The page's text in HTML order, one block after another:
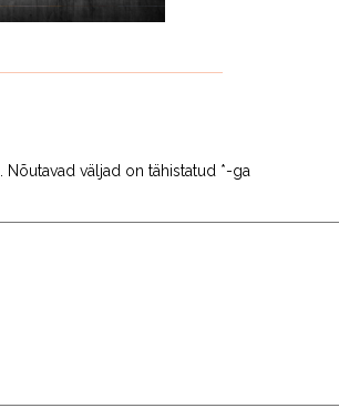
Nõutavad väljad on tähistatud *-ga